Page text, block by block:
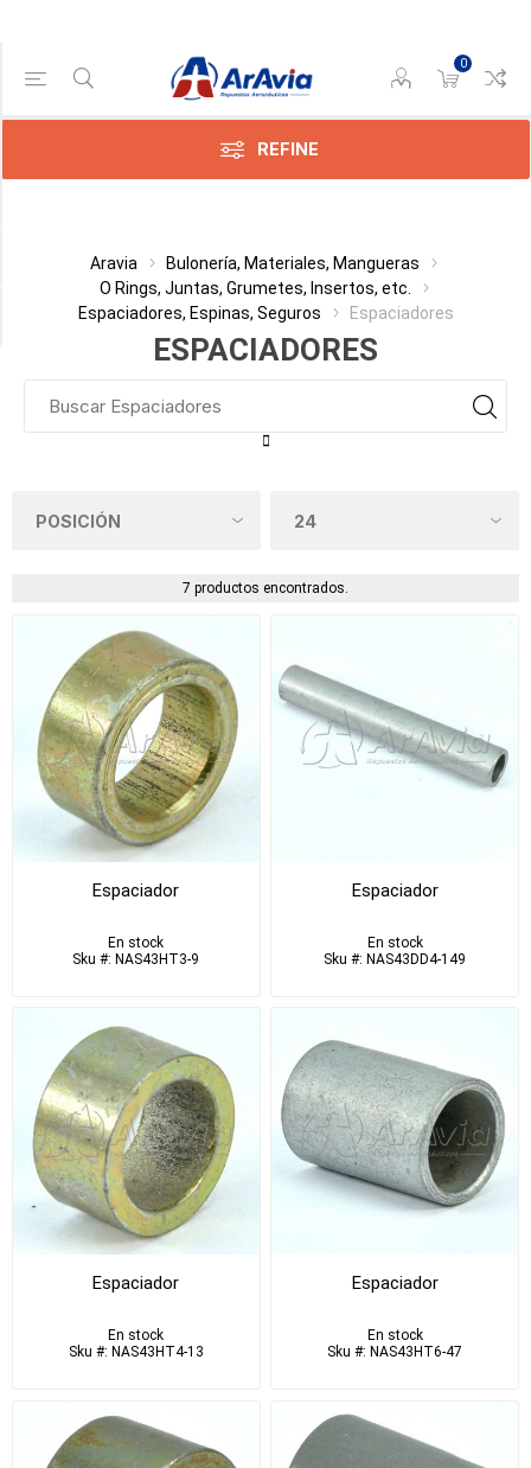
0
REFINE
Aravia
Bulonería, Materiales, Mangueras
O Rings, Juntas, Grumetes, Insertos, etc.
Espaciadores, Espinas, Seguros
Espaciadores
ESPACIADORES
7 productos encontrados.
Espaciador
En stock
Sku #: NAS43HT3-9
Espaciador
En stock
Sku #: NAS43DD4-149
Espaciador
En stock
Sku #: NAS43HT4-13
Espaciador
En stock
Sku #: NAS43HT6-47
Gama de precios
Min:$
Categoría
Fabricante